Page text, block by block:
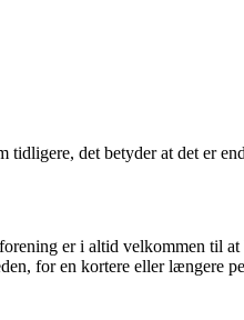
det betyder at det er
er i altid velkommen til
for en kortere eller længere